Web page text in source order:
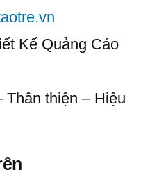
Kế Quảng Cáo
Thân thiện – Hiệu